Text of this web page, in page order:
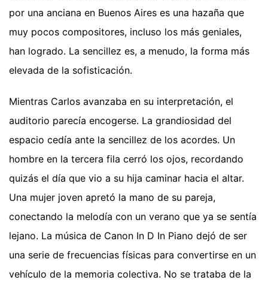
por una anciana en Buenos Aires es una hazaña que
muy pocos compositores, incluso los más geniales,
han logrado. La sencillez es, a menudo, la forma más
elevada de la sofisticación.
Mientras Carlos avanzaba en su interpretación, el
auditorio parecía encogerse. La grandiosidad del
espacio cedía ante la sencillez de los acordes. Un
hombre en la tercera fila cerró los ojos, recordando
quizás el día que vio a su hija caminar hacia el altar.
Una mujer joven apretó la mano de su pareja,
conectando la melodía con un verano que ya se sentía
lejano. La música de Canon In D In Piano dejó de ser
una serie de frecuencias físicas para convertirse en un
vehículo de la memoria colectiva. No se trataba de la